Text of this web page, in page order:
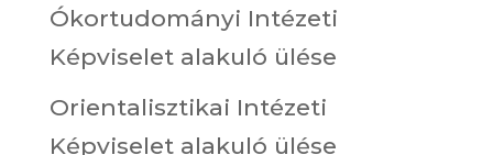
Ókortudományi Intézeti
Képviselet alakuló ülése
Orientalisztikai Intézeti
Képviselet alakuló ülése